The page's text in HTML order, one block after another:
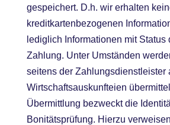
gespeichert. D.h. wir erhalten
kreditkartenbezogenen
lediglich Informationen mit Status
Zahlung. Unter Umständen
seitens der Zahlungsdienstleister
Wirtschaftsauskunfteien
Übermittlung bezweckt die
Bonitätsprüfung. Hierzu